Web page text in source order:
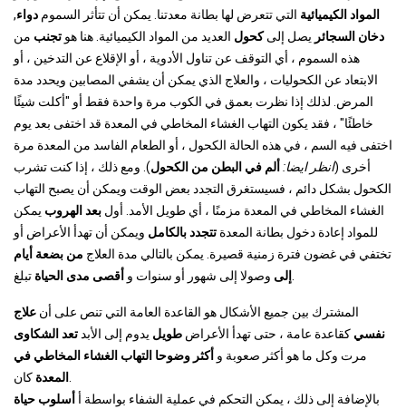
المواد الكيميائية التي تتعرض لها بطانة معدتنا. يمكن أن تتأثر السموم دواء,
دخان السجائر يصل إلىكحول العديد من المواد الكيميائية. هنا هو تجنب من
هذه السموم ، أي التوقف عن تناول الأدوية ، أو الإقلاع عن التدخين ، أو
الابتعاد عن الكحوليات ، والعلاج الذي يمكن أن يشفي المصابين ويحدد مدة
المرض. لذلك إذا نظرت بعمق في الكوب مرة واحدة فقط أو "أكلت شيئًا
خاطئًا" ، فقد يكون التهاب الغشاء المخاطي في المعدة قد اختفى بعد يوم
اختفى فيه السم ، في هذه الحالة الكحول ، أو الطعام الفاسد من المعدة مرة
أخرى (انظر ايضا: ألم في البطن من الكحول). ومع ذلك ، إذا كنت تشرب
الكحول بشكل دائم ، فسيستغرق التجدد بعض الوقت ويمكن أن يصبح التهاب
الغشاء المخاطي في المعدة مزمنًا ، أي طويل الأمد. أول بعد الهروب يمكن
للمواد إعادة دخول بطانة المعدة تتجدد بالكامل ويمكن أن تهدأ الأعراض أو
تختفي في غضون فترة زمنية قصيرة. يمكن بالتالي مدة العلاج من بضعة أيام
إلى وصولا إلى شهور أو سنوات و أقصى مدى الحياة
المشترك بين جميع الأشكال هو القاعدة العامة التي تنص على أن علاج
نفسي كقاعدة عامة ، حتى تهدأ الأعراض طويل يدوم إلى الأبد تعد الشكاوى
مرت وكل ما هو أكثر صعوبة و أكثر وضوحا التهاب الغشاء المخاطي في
المعدة
بالإضافة إلى ذلك ، يمكن التحكم في عملية الشفاء بواسطة أ أسلوب حياة